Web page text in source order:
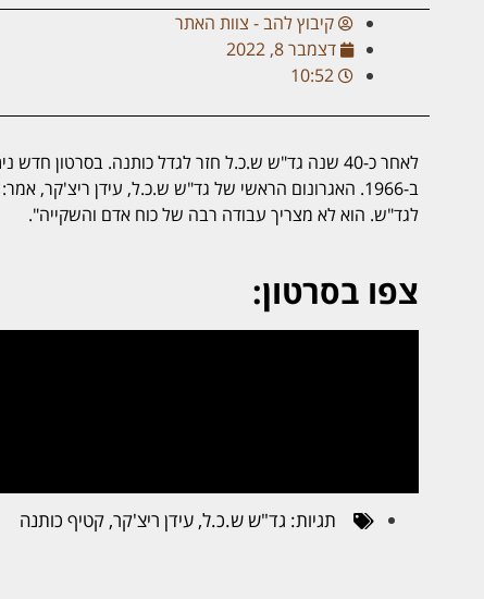
קיבוץ להב - צוות האתר
דצמבר 8, 2022
10:52
לגד"ש. הוא לא מצריך עבודה רבה של כוח אדם והשקייה".
צפו בסרטון:
תגיות: גד"ש ש.כ.ל,עידן ריצ'קר,קטיף כותנה